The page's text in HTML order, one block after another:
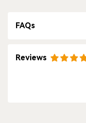
FAQs
Reviews